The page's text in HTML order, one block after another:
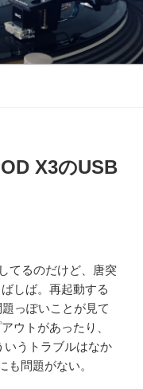
X3のUSB
てるのだけど、唐突
しば。再起動する
っぽいことが見て
ウトがあったり、
いうトラブルはなか
も問題がない。